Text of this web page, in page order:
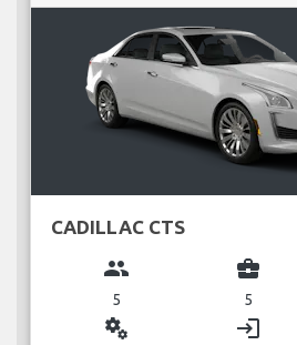
CADILLAC CTS
group
5
business_center
5
miscellaneous_services login